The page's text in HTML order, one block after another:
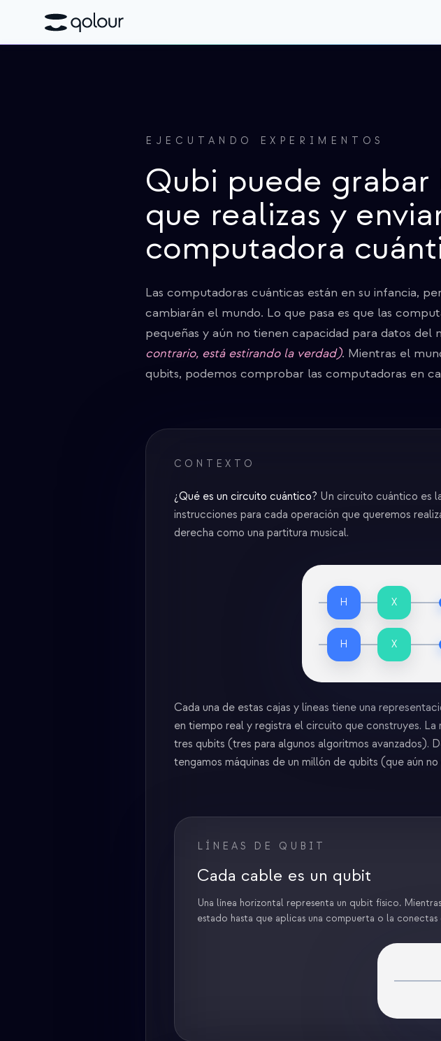
EJECUTANDO EXPERIMENTOS
Qubi puede grabar
que realizas y
computadora
Las computadoras cuánticas están en su infancia,
cambiarán el mundo. Lo que pasa es que las
pequeñas y aún no tienen capacidad para datos del
contrario, está estirando la verdad). Mientras el
qubits, podemos comprobar las computadoras en
CONTEXTO
¿Qué es un circuito cuántico? Un circuito cuántico es
instrucciones para cada operación que queremos
derecha como una partitura musical.
H
H
X
X
Cada una de estas cajas y líneas tiene una
en tiempo real y registra el circuito que construyes.
tres qubits (tres para algunos algoritmos avanzados).
tengamos máquinas de un millón de qubits (que aún
LÍNEAS DE QUBIT
Cada cable es un qubit
Una línea horizontal representa un qubit físico.
estado hasta que aplicas una compuerta o la